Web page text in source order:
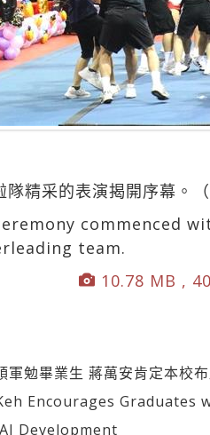
精采的表演揭開序幕。（
commenced
team.
10.78 MB ,
軍勉畢業生 蔣萬安肯定本校
Encourages
Development